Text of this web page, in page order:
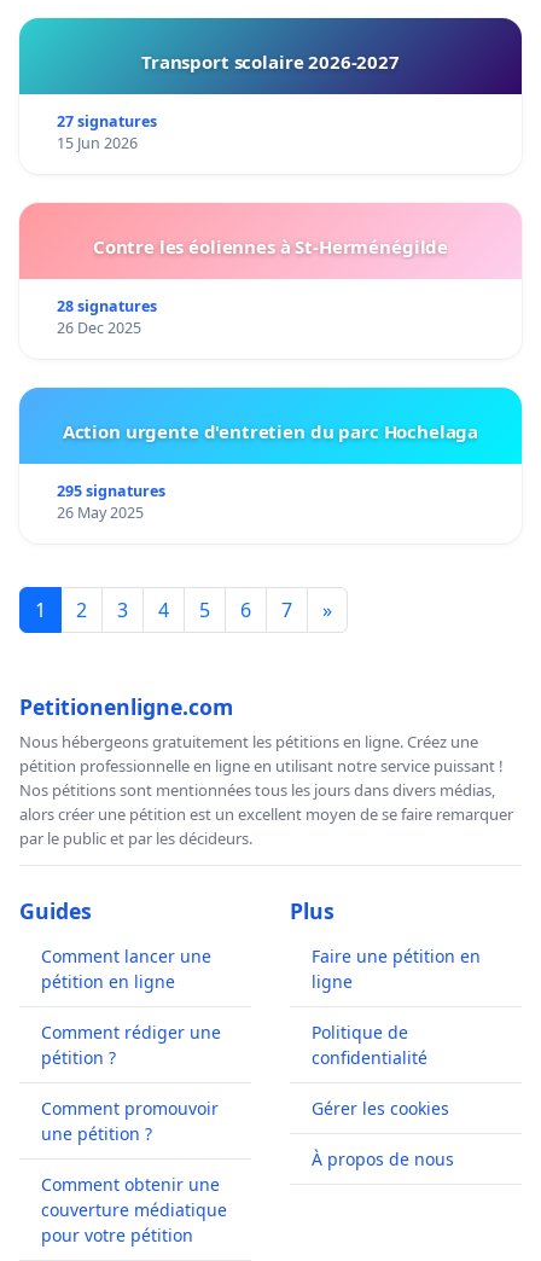
Transport scolaire 2026-2027
27 signatures
15 Jun 2026
Contre les éoliennes à St-Herménégilde
28 signatures
26 Dec 2025
Action urgente d'entretien du parc Hochelaga
295 signatures
26 May 2025
1 2 3 4 5 6 7 »
Petitionenligne.com
Nous hébergeons gratuitement les pétitions en ligne. Créez une
pétition professionnelle en ligne en utilisant notre service puissant !
Nos pétitions sont mentionnées tous les jours dans divers médias,
alors créer une pétition est un excellent moyen de se faire remarquer
par le public et par les décideurs.
Guides
Comment lancer une
pétition en ligne
Comment rédiger une
pétition ?
Comment promouvoir
une pétition ?
Comment obtenir une
couverture médiatique
pour votre pétition
Plus
Faire une pétition en
ligne
Politique de
confidentialité
Gérer les cookies
À propos de nous